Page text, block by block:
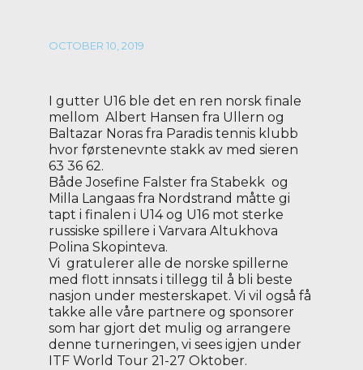
OCTOBER 10, 2019
I gutter U16 ble det en ren norsk finale
mellom Albert Hansen fra Ullern og
Baltazar Noras fra Paradis tennis klubb
hvor førstenevnte stakk av med sieren
63 36 62.
Både Josefine Falster fra Stabekk og
Milla Langaas fra Nordstrand måtte gi
tapt i finalen i U14 og U16 mot sterke
russiske spillere i Varvara Altukhova
Polina Skopinteva.
Vi gratulerer alle de norske spillerne
med flott innsats i tillegg til å bli beste
nasjon under mesterskapet. Vi vil også få
takke alle våre partnere og sponsorer
som har gjort det mulig og arrangere
denne turneringen, vi sees igjen under
ITF World Tour 21-27 Oktober.